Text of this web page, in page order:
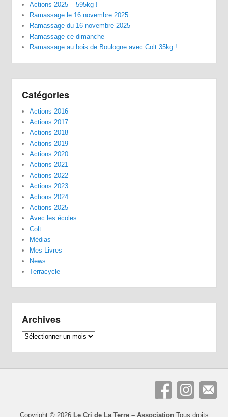
Actions 2025 – 595kg !
Ramassage le 16 novembre 2025
Ramassage du 16 novembre 2025
Ramassage ce dimanche
Ramassage au bois de Boulogne avec Colt 35kg !
Catégories
Actions 2016
Actions 2017
Actions 2018
Actions 2019
Actions 2020
Actions 2021
Actions 2022
Actions 2023
Actions 2024
Actions 2025
Avec les écoles
Colt
Médias
Mes Livres
News
Terracycle
Archives
Archives
Copyright © 2026 Le Cri de La Terre – Association Tous droits